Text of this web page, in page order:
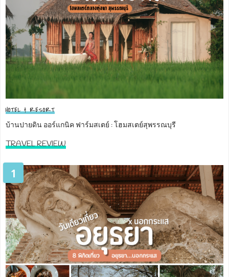
HOTEL & RESORT
บ้านปายดิน ออร์แกนิค ฟาร์มสเตย์ : โฮมสเตย์สุพรรณบุรี
TRAVEL REVIEW
1